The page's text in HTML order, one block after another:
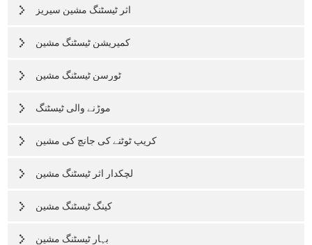
اثر ٹیسٹنگ مشین سیریز
کمپریشن ٹیسٹنگ مشین
ٹورسن ٹیسٹنگ مشین
موڑنے والی ٹیسٹنگ
کریپ ٹوٹنے کی جانچ کی مشین
لچکدار اثر ٹیسٹنگ مشین
کپنگ ٹیسٹنگ مشین
بہار ٹیسٹنگ مشین